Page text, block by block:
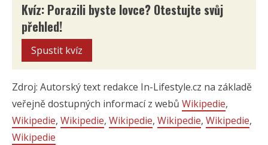
Kvíz: Porazili byste lovce? Otestujte svůj
přehled!
Spustit kvíz
Zdroj: Autorský text redakce In-Lifestyle.cz na základě
veřejně dostupných informací z webů Wikipedie,
Wikipedie, Wikipedie, Wikipedie, Wikipedie, Wikipedie,
Wikipedie